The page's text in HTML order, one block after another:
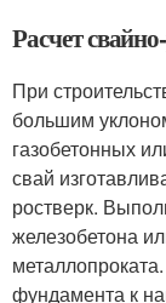
Расчет
При
большим
газобетонных
свай
ростверк.
железобетона
фундамента к